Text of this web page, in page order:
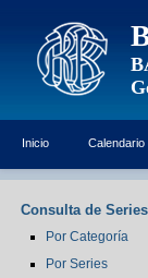
Inicio Calendario
Consulta de Series
Por Categoría
Por Series